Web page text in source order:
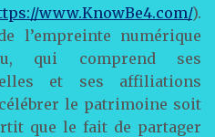
www.KnowBe4.com/).
l’empreinte numérique
qui comprend ses
et ses affiliations
le patrimoine soit
que le fait de partager